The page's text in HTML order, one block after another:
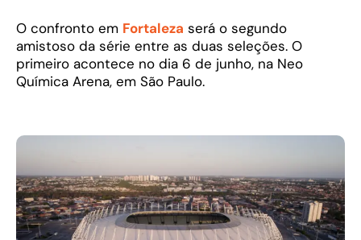
O confronto em Fortaleza será o segundo
amistoso da série entre as duas seleções. O
primeiro acontece no dia 6 de junho, na Neo
Química Arena, em São Paulo.